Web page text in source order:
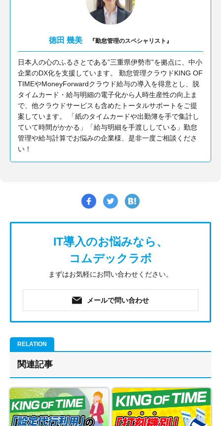
徳田 幾美 『勤怠管理のスペシャリスト』
日本人の心のふるさとである”三重県伊勢市”を拠点に、中小
企業のDX化を支援しています。 勤怠管理クラウドKING OF
TIMEやMoneyForwardクラウド給与の導入を得意とし、脱
タイムカード・給与明細の電子化から人時生産性の向上ま
で、他クラウドサービスも含めたトータルサポートをご提
案しています。 「紙のタイムカードや出勤簿を手で集計し
ていて時間がかかる」「給与明細を手渡ししている」勤怠
管理や給与計算でお悩みの企業様、是非一度ご相談くださ
い！
IT導入のお悩みなら、
コムデックラボ
まずはお気軽にお問い合わせください。
メールで問い合わせ
関連記事